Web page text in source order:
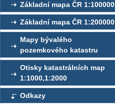
Základní mapa ČR 1:100000
Základní mapa ČR 1:200000
Mapy bývalého
pozemkového katastru
Otisky katastrálních map
1:1000,1:2000
Odkazy